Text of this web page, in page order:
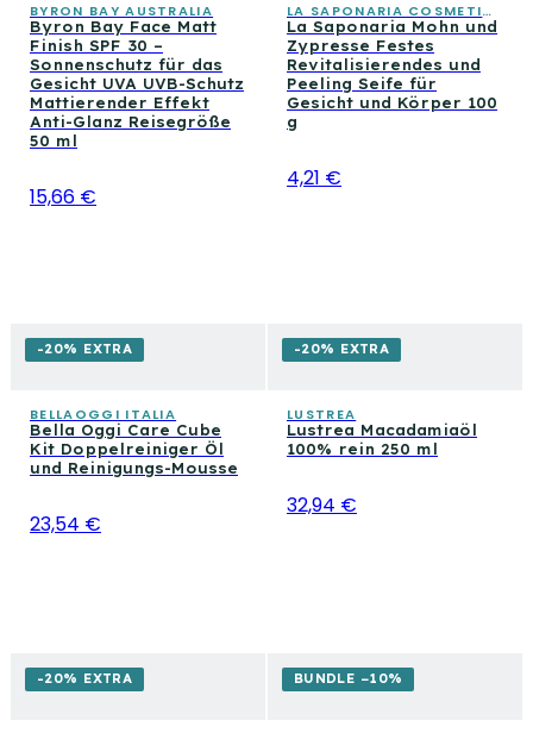
BYRON BAY AUSTRALIA
Byron Bay Face Matt
Finish SPF 30 –
Sonnenschutz für das
Gesicht UVA UVB-Schutz
Mattierender Effekt
Anti-Glanz Reisegröße
50 ml
15,66 €
LA SAPONARIA COSMETICA CONSAPEVOLE
La Saponaria Mohn und
Zypresse Festes
Revitalisierendes und
Peeling Seife für
Gesicht und Körper 100
g
4,21 €
-20% EXTRA
BELLAOGGI ITALIA
Bella Oggi Care Cube
Kit Doppelreiniger Öl
und Reinigungs-Mousse
23,54 €
-20% EXTRA
LUSTREA
Lustrea Macadamiaöl
100% rein 250 ml
32,94 €
-20% EXTRA BUNDLE −10%